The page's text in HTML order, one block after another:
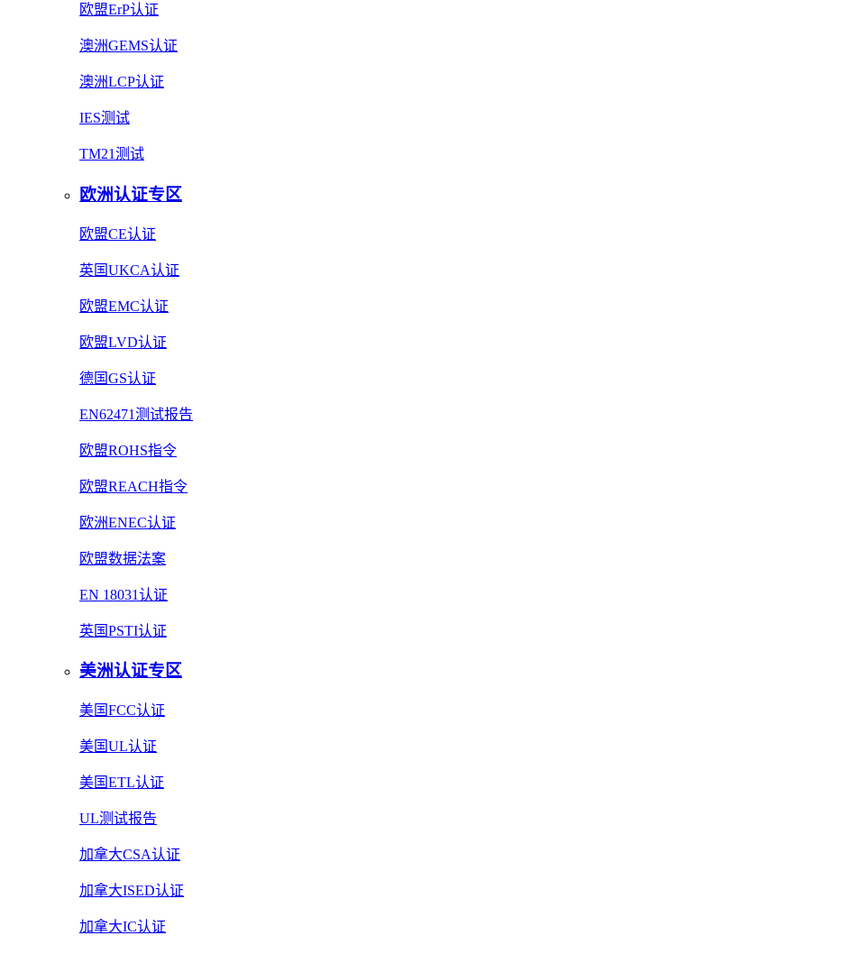
欧盟ErP认证
澳洲GEMS认证
澳洲LCP认证
IES测试
TM21测试
欧洲认证专区
欧盟CE认证
英国UKCA认证
欧盟EMC认证
欧盟LVD认证
德国GS认证
EN62471测试报告
欧盟ROHS指令
欧盟REACH指令
欧洲ENEC认证
欧盟数据法案
EN 18031认证
英国PSTI认证
美洲认证专区
美国FCC认证
美国UL认证
美国ETL认证
UL测试报告
加拿大CSA认证
加拿大ISED认证
加拿大IC认证